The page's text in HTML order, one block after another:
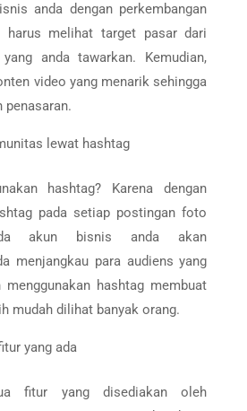
anda dengan perkembangan
harus melihat target pasar dari
anda tawarkan. Kemudian,
video yang menarik sehingga
penasaran.
lewat hashtag
hashtag? Karena dengan
pada setiap postingan foto
akun bisnis anda akan
menjangkau para audiens yang
menggunakan hashtag membuat
mudah dilihat banyak orang.
yang ada
fitur yang disediakan oleh